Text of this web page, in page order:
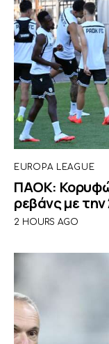
EUROPA LEAGUE
ΠΑΟΚ:
ρεβάνς με
2 HOURS AGO